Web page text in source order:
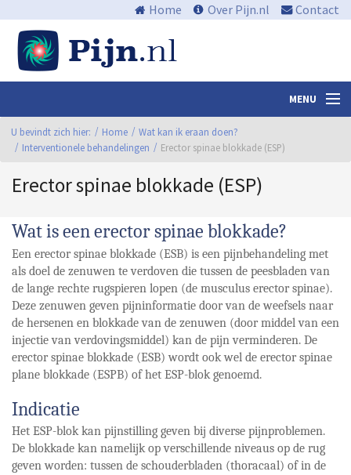
Home Over Pijn.nl Contact
MENU
Nieuws en media
Waar zit de pijn?
Wat kan ik eraan doen?
Centra
Links
Bibliotheek
U bevindt zich hier: Home
Wat kan ik eraan doen?
Interventionele behandelingen
Erector spinae blokkade (ESP)
Erector spinae blokkade (ESP)
Wat is een erector spinae blokkade?
Een erector spinae blokkade (ESB) is een pijnbehandeling met
als doel de zenuwen te verdoven die tussen de peesbladen van
de lange rechte rugspieren lopen (de musculus erector spinae).
Deze zenuwen geven pijninformatie door van de weefsels naar
de hersenen en blokkade van de zenuwen (door middel van een
injectie van verdovingsmiddel) kan de pijn verminderen. De
erector spinae blokkade (ESB) wordt ook wel de erector spinae
plane blokkade (ESPB) of het ESP-blok genoemd.
Indicatie
Het ESP-blok kan pijnstilling geven bij diverse pijnproblemen.
De blokkade kan namelijk op verschillende niveaus op de rug
geven worden: tussen de schouderbladen (thoracaal) of in de